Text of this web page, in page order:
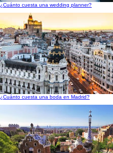
¿Cuánto cuesta una wedding planner?
¿Cuánto cuesta una boda en Madrid?